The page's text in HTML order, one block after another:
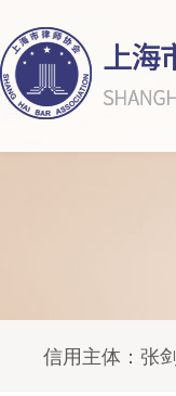
信用主体： 张